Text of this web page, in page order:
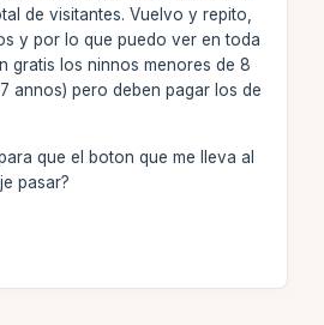
de visitantes. Vuelvo y repito,
y por lo que puedo ver en toda
gratis los ninnos menores de 8
annos) pero deben pagar los de
que el boton que me lleva al
pasar?